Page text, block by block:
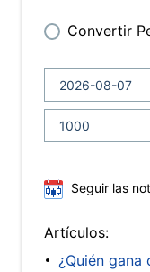
Convertir
Seguir las
Artículos:
¿Quién gana